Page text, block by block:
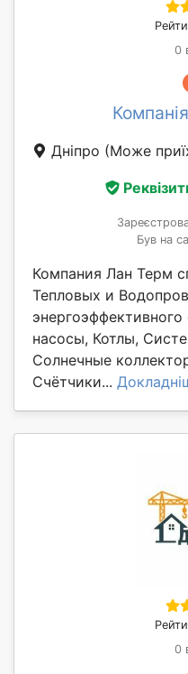
0
Дніпро (Може
Був на
Компания Лан Терм
Тепловых и
насосы, Котлы,
Солнечные
Счётчики...
0